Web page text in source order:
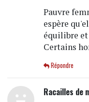
Pauvre
espère
équilibre et
Certains
Répondre
Racailles de